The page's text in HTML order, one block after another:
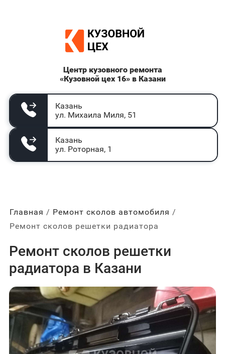
Центр кузовного ремонта
«Кузовной цех 16» в Казани
Казань
ул. Михаила Миля, 51
Казань
ул. Роторная, 1
Главная
Ремонт сколов автомобиля
Ремонт сколов решетки радиатора
Ремонт сколов решетки
радиатора в Казани